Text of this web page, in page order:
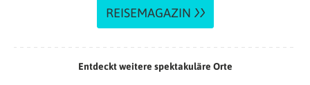
REISEMAGAZIN
Entdeckt weitere spektakuläre Orte